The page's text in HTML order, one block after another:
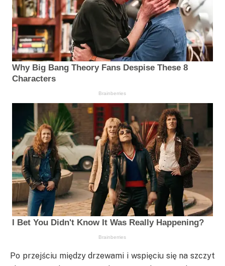
Po przejściu między drzewami i wspięciu się na szczyt